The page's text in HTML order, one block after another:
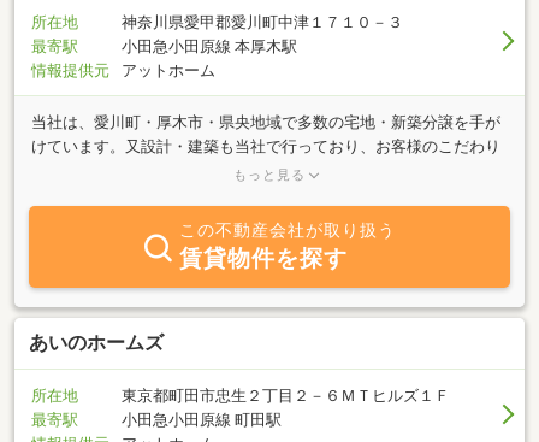
所在地
神奈川県愛甲郡愛川町中津１７１０－３
最寄駅
小田急小田原線 本厚木駅
情報提供元
アットホーム
当社は、愛川町・厚木市・県央地域で多数の宅地・新築分譲を手が
けています。又設計・建築も当社で行っており、お客様のこだわり
の家実現のお手伝いをさせて頂いております。販売予定の未公開物
もっと見る
この不動産会社が取り扱う
賃貸物件を探す
あいのホームズ
所在地
東京都町田市忠生２丁目２－６ＭＴヒルズ１Ｆ
最寄駅
小田急小田原線 町田駅